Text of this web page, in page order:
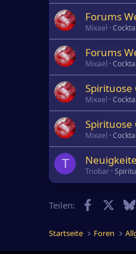
Forums
Mixael
Forums
Mixael
Spirituose
Mixael
Mixael
T
Triobar
Teilen: Facebook
Startseite Foren